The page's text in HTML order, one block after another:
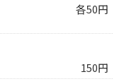
各50円
150円